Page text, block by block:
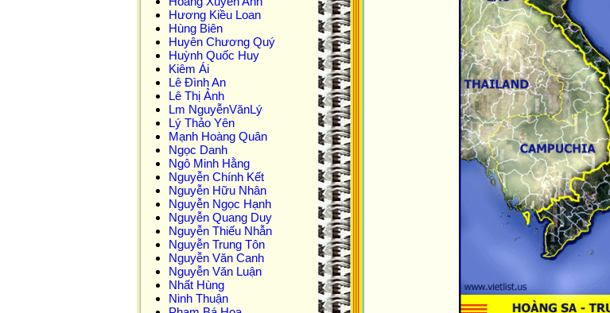
Hương Kiều Loan
Hùng Biên
Huyên Chương Quý
Huỳnh Quốc Huy
Kiêm Ái
Lê Đình An
Lê Thị Ảnh
Lm NguyễnVănLý
Lý Thảo Yên
Mạnh Hoàng Quân
Ngọc Danh
Ngô Minh Hằng
Nguyễn Chính Kết
Nguyễn Hữu Nhân
Nguyễn Ngọc Hạnh
Nguyễn Quang Duy
Nguyễn Thiếu Nhẫn
Nguyễn Trung Tôn
Nguyễn Văn Canh
Nguyễn Văn Luận
Nhất Hùng
Ninh Thuận